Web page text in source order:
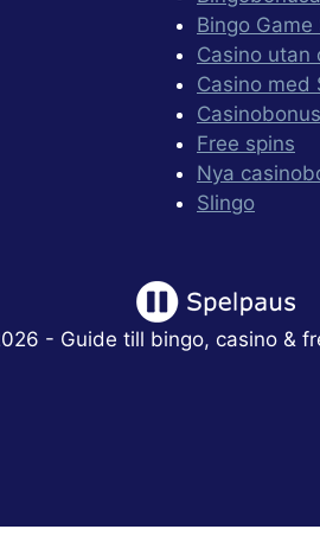
Bingo Game
Casino utan
Casino med
Free spins
Nya
Slingo
- Guide till bingo, casino &